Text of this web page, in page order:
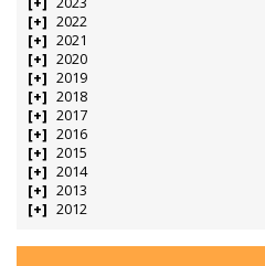
2022
2021
2020
2019
2018
2017
2016
2015
2014
2013
2012